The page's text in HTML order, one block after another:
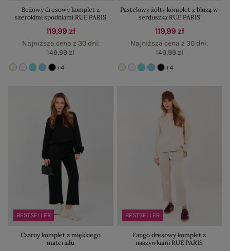
Beżowy dresowy komplet z
szerokimi spodniami RUE PARIS
119,99 zł
Najniższa cena z 30 dni:
149,99 zł
+4
Pastelowy żółty komplet z bluzą w
serduszka RUE PARIS
119,99 zł
Najniższa cena z 30 dni:
149,99 zł
+4
BESTSELLER
Czarny komplet z miękkiego
materiału
BESTSELLER
Fango dresowy komplet z
naszywkami RUE PARIS